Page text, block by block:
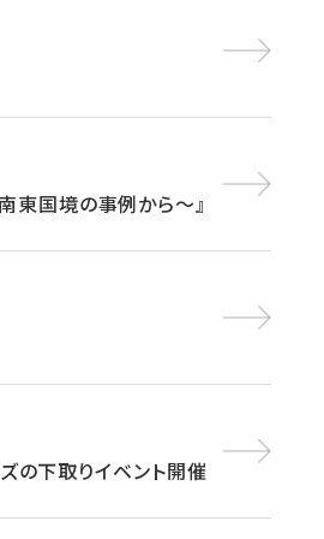
東国境の事例から～』
ズの下取りイベント開催